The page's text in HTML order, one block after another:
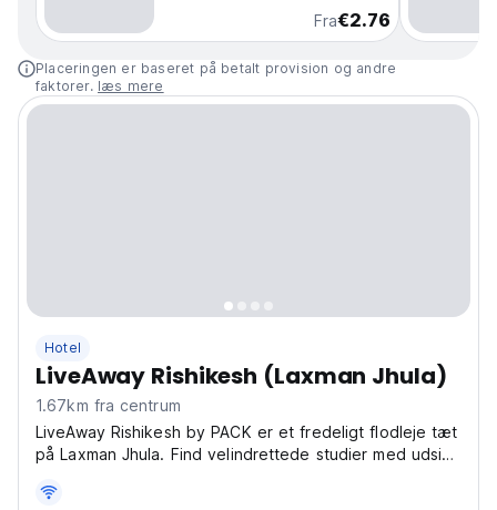
Fra€2.76
Placeringen er baseret på betalt provision og andre
faktorer. læs mere
Hotel
LiveAway Rishikesh (Laxman Jhula)
1.67km fra centrum
LiveAway Rishikesh by PACK er et fredeligt flodleje tæt
på Laxman Jhula. Find velindrettede studier med udsigt
(Auto-translated from original language)